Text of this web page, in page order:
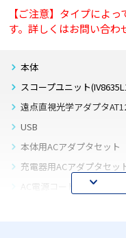
【ご注意】タイプによ
す。詳しくはお問い合わ
本体
スコープユニット
遠点直視光学アダプタ
USB
本体用ACアダプタセット
充電器用ACアダプタセッ
AC電源コード(共用)